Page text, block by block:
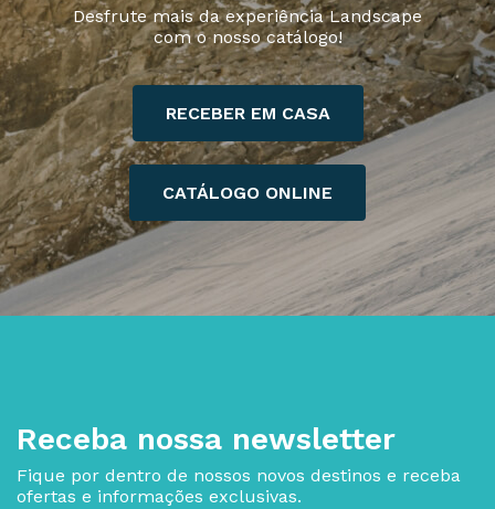
Desfrute mais da experiência Landscape
com o nosso catálogo!
RECEBER EM CASA
CATÁLOGO ONLINE
Receba nossa newsletter
Fique por dentro de nossos novos destinos e receba
ofertas e informações exclusivas.